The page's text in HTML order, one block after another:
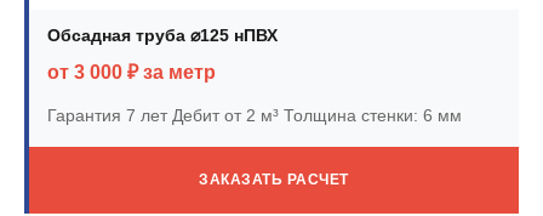
Обсадная труба ⌀125 нПВХ
от 3 000 ₽ за метр
Гарантия 7 летДебит от 2 м³ Толщина стенки: 6 мм
ЗАКАЗАТЬ РАСЧЕТ